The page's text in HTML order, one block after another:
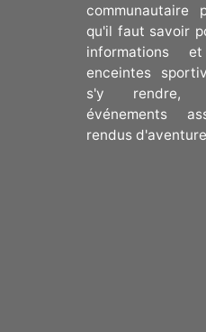
communautaire
qu'il faut savoir
informations
enceintes
s'y rendre,
événements
rendus